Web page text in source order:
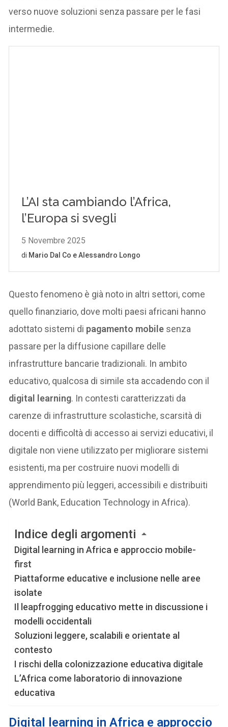
verso nuove soluzioni senza passare per le fasi
intermedie.
Questo fenomeno è già noto in altri settori, come
quello finanziario, dove molti paesi africani hanno
adottato sistemi di pagamento mobile senza
passare per la diffusione capillare delle
infrastrutture bancarie tradizionali. In ambito
educativo, qualcosa di simile sta accadendo con il
digital learning. In contesti caratterizzati da
carenze di infrastrutture scolastiche, scarsità di
docenti e difficoltà di accesso ai servizi educativi, il
digitale non viene utilizzato per migliorare sistemi
esistenti, ma per costruire nuovi modelli di
apprendimento più leggeri, accessibili e distribuiti
(World Bank, Education Technology in Africa).
Indice degli argomenti
Digital learning in Africa e approccio mobile-
first
Piattaforme educative e inclusione nelle aree
isolate
Il leapfrogging educativo mette in discussione i
modelli occidentali
Soluzioni leggere, scalabili e orientate al
contesto
I rischi della colonizzazione educativa digitale
L’Africa come laboratorio di innovazione
educativa
Digital learning in Africa e approccio